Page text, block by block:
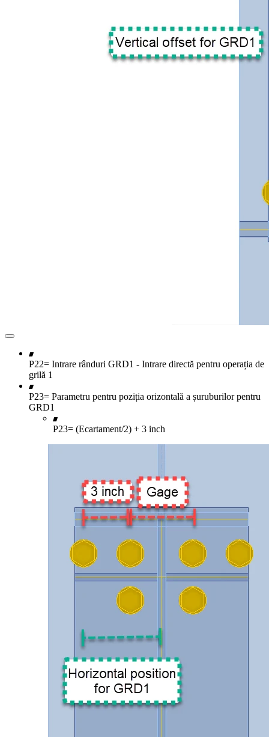
P22= Intrare rânduri GRD1 - Intrare directă pentru operația de
grilă 1
P23= Parametru pentru poziția orizontală a șuruburilor pentru
GRD1
P23= (Ecartament/2) + 3 inch